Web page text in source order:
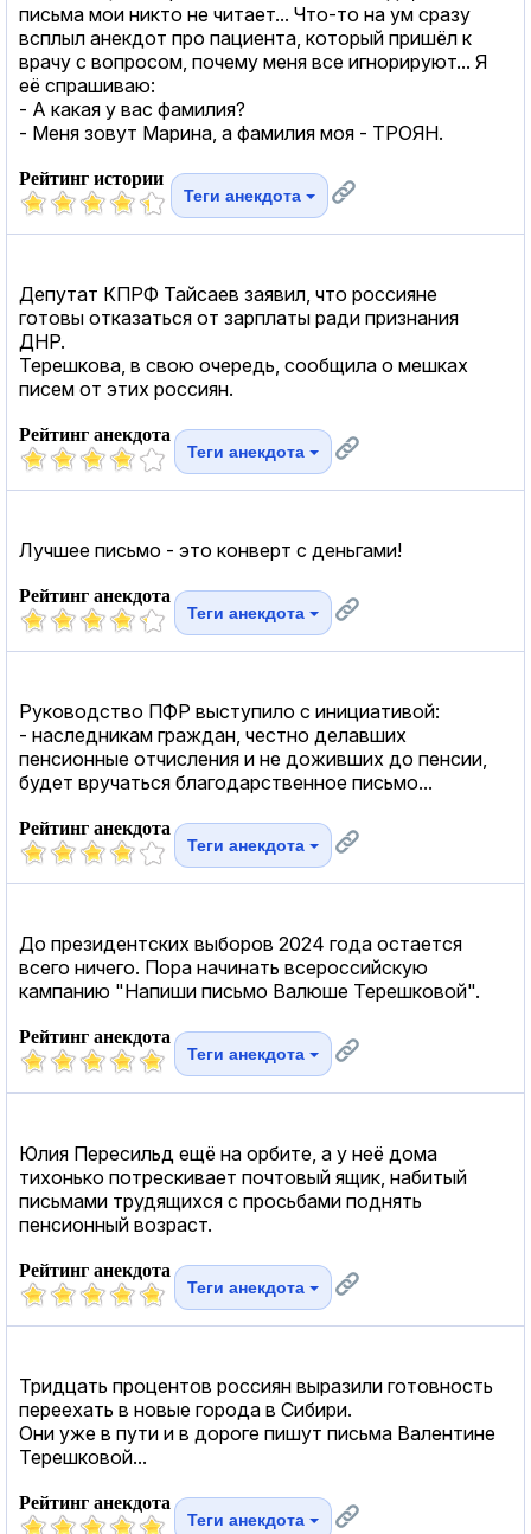
письма мои никто не читает... Что-то на ум сразу
всплыл анекдот про пациента, который пришёл к
врачу с вопросом, почему меня все игнорируют... Я
её спрашиваю:
- А какая у вас фамилия?
- Меня зовут Марина, а фамилия моя - ТРОЯН.
Рейтинг истории
Теги анекдота
Депутат КПРФ Тайсаев заявил, что россияне
готовы отказаться от зарплаты ради признания
ДНР.
Терешкова, в свою очередь, сообщила о мешках
писем от этих россиян.
Рейтинг анекдота
Теги анекдота
Лучшее письмо - это конверт с деньгами!
Рейтинг анекдота
Теги анекдота
Руководство ПФР выступило с инициативой:
- наследникам граждан, честно делавших
пенсионные отчисления и не доживших до пенсии,
будет вручаться благодарственное письмо...
Рейтинг анекдота
Теги анекдота
До президентских выборов 2024 года остается
всего ничего. Пора начинать всероссийскую
кампанию "Напиши письмо Валюше Терешковой".
Рейтинг анекдота
Теги анекдота
Юлия Пересильд ещё на орбите, а у неё дома
тихонько потрескивает почтовый ящик, набитый
письмами трудящихся с просьбами поднять
пенсионный возраст.
Рейтинг анекдота
Теги анекдота
Тридцать процентов россиян выразили готовность
переехать в новые города в Сибири.
Они уже в пути и в дороге пишут письма Валентине
Терешковой...
Рейтинг анекдота
Теги анекдота